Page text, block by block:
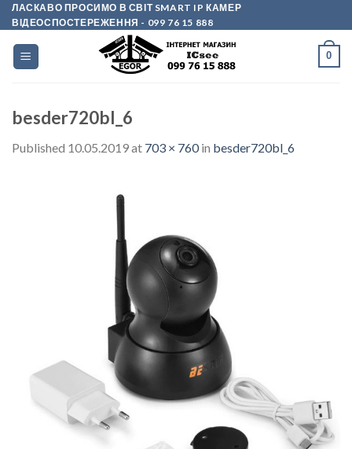
Skip
to
content
ЛАСКАВО ПРОСИМО В СВІТ SMART IP КАМЕР
ВІДЕОСПОСТЕРЕЖЕННЯ - 099 76 15 888
0
besder720bl_6
Published 10.05.2019at 703 × 760in besder720bl_6